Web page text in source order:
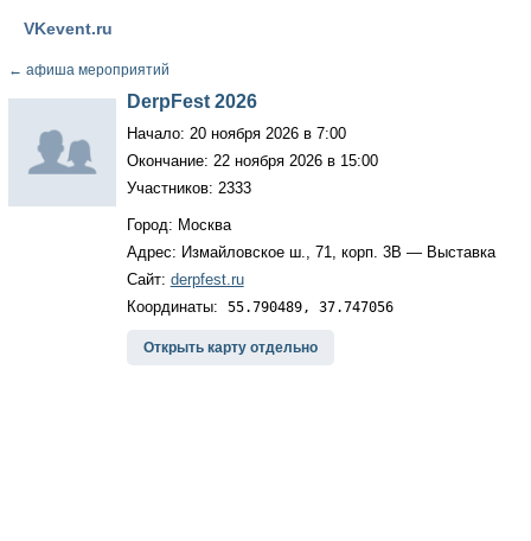
VKevent.ru
← афиша мероприятий
DerpFest 2026
Начало: 20 ноября 2026 в 7:00
Окончание: 22 ноября 2026 в 15:00
Участников: 2333
Город: Москва
Адрес: Измайловское ш., 71, корп. 3В — Выставка
Сайт: derpfest.ru
Координаты: 55.790489, 37.747056
Открыть карту отдельно